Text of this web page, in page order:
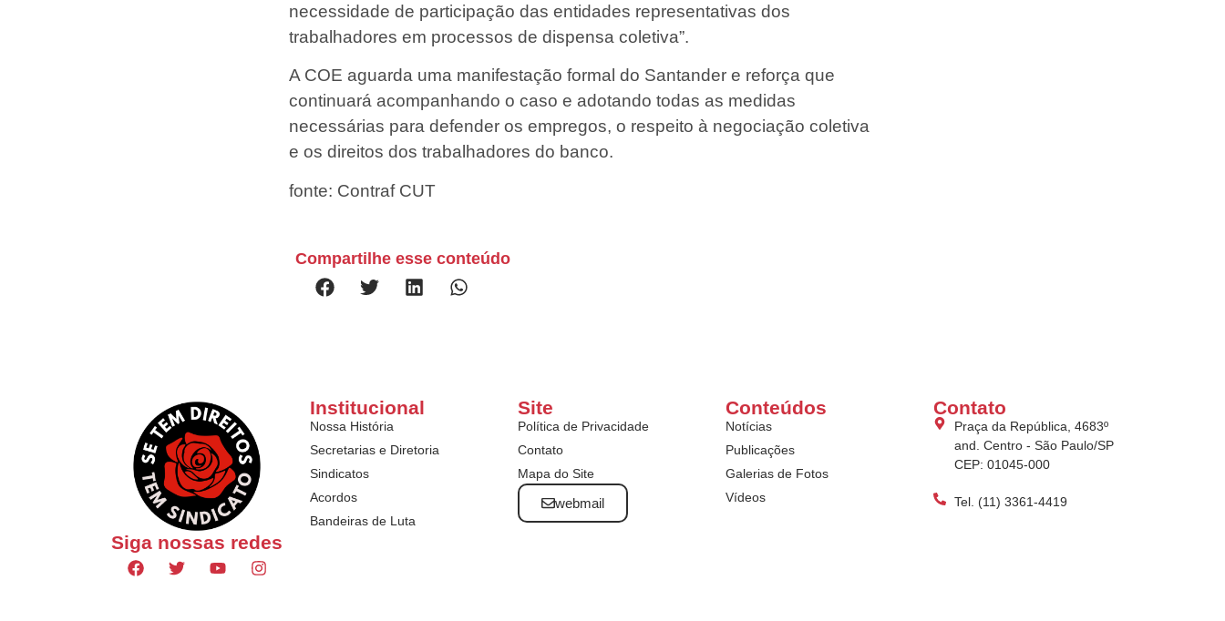
necessidade de participação das entidades representativas dos
trabalhadores em processos de dispensa coletiva”.
A COE aguarda uma manifestação formal do Santander e reforça que
continuará acompanhando o caso e adotando todas as medidas
necessárias para defender os empregos, o respeito à negociação coletiva
e os direitos dos trabalhadores do banco.
fonte: Contraf CUT
Compartilhe esse conteúdo
Siga nossas redes
Institucional
Nossa História
Secretarias e Diretoria
Sindicatos
Acordos
Bandeiras de Luta
Site
Política de Privacidade
Contato
Mapa do Site
webmail
Conteúdos
Notícias
Publicações
Galerias de Fotos
Vídeos
Contato
Praça da República, 4683º
and. Centro - São Paulo/SP
CEP: 01045-000
Tel. (11) 3361-4419